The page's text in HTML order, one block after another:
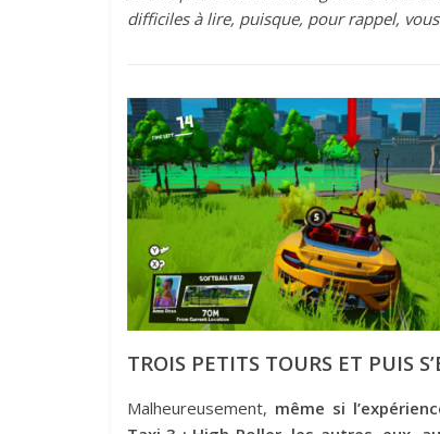
difficiles à lire, puisque, pour rappel,
TROIS PETITS TOURS ET PUIS
Malheureusement, même si